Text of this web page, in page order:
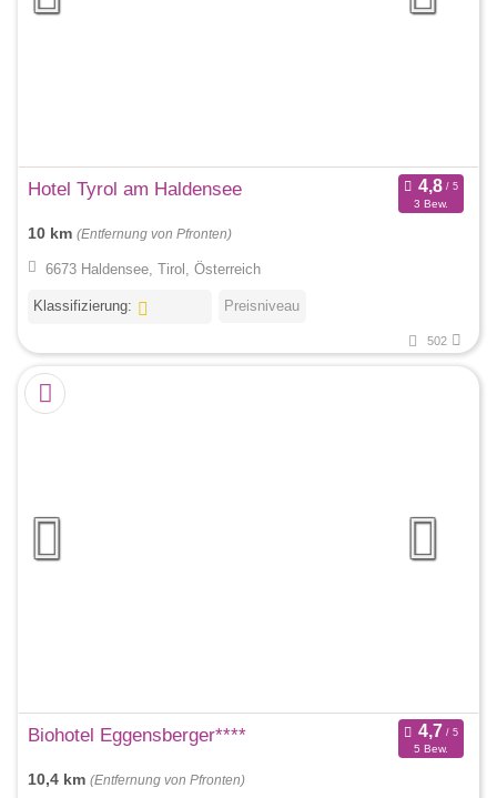
Hotel Tyrol am Haldensee
3 Bew.
10 km (Entfernung von Pfronten)
6673 Haldensee, Tirol, Österreich
Klassifizierung: Preisniveau
502
Biohotel Eggensberger****
5 Bew.
10,4 km (Entfernung von Pfronten)